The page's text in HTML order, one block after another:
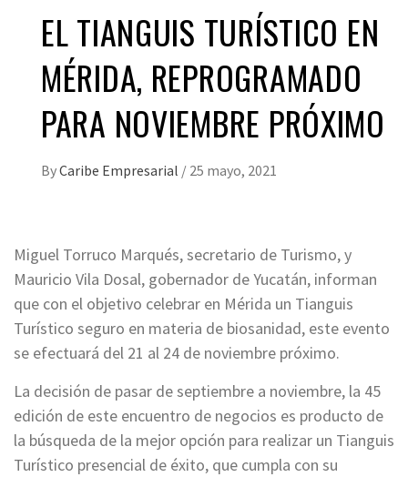
EL TIANGUIS TURÍSTICO EN
MÉRIDA, REPROGRAMADO
PARA NOVIEMBRE PRÓXIMO
ByCaribe Empresarial / 25 mayo, 2021
Miguel Torruco Marqués, secretario de Turismo, y
Mauricio Vila Dosal, gobernador de Yucatán, informan
que con el objetivo celebrar en Mérida un Tianguis
Turístico seguro en materia de biosanidad, este evento
se efectuará del 21 al 24 de noviembre próximo.
La decisión de pasar de septiembre a noviembre, la 45
edición de este encuentro de negocios es producto de
la búsqueda de la mejor opción para realizar un Tianguis
Turístico presencial de éxito, que cumpla con su